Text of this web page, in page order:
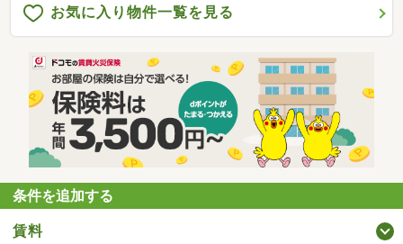
お気に入り物件一覧を見る
条件を追加する
賃料